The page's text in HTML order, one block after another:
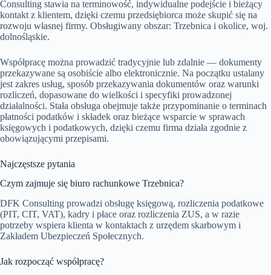
Consulting stawia na terminowość, indywidualne podejście i bieżący
kontakt z klientem, dzięki czemu przedsiębiorca może skupić się na
rozwoju własnej firmy. Obsługiwany obszar: Trzebnica i okolice, woj.
dolnośląskie.
Współpracę można prowadzić tradycyjnie lub zdalnie — dokumenty
przekazywane są osobiście albo elektronicznie. Na początku ustalany
jest zakres usług, sposób przekazywania dokumentów oraz warunki
rozliczeń, dopasowane do wielkości i specyfiki prowadzonej
działalności. Stała obsługa obejmuje także przypominanie o terminach
płatności podatków i składek oraz bieżące wsparcie w sprawach
księgowych i podatkowych, dzięki czemu firma działa zgodnie z
obowiązującymi przepisami.
Najczęstsze pytania
Czym zajmuje się biuro rachunkowe Trzebnica?
DFK Consulting prowadzi obsługę księgową, rozliczenia podatkowe
(PIT, CIT, VAT), kadry i płace oraz rozliczenia ZUS, a w razie
potrzeby wspiera klienta w kontaktach z urzędem skarbowym i
Zakładem Ubezpieczeń Społecznych.
Jak rozpocząć współpracę?